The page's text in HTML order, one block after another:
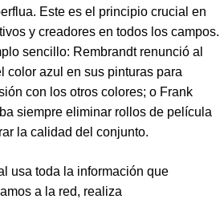
Este es el principio crucial en
y creadores en todos los campos.
sencillo: Rembrandt renunció al
color azul en sus pinturas para
con los otros colores; o Frank
siempre eliminar rollos de película
la calidad del conjunto.
usa toda la información que
a la red, realiza